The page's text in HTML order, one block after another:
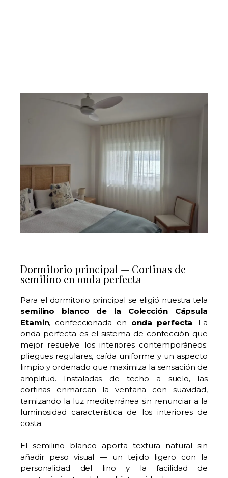
Dormitorio principal — Cortinas de
semilino en onda perfecta
Para el dormitorio principal se eligió nuestra tela
semilino blanco de la Colección Cápsula
Etamin, confeccionada en onda perfecta. La
onda perfecta es el sistema de confección que
mejor resuelve los interiores contemporáneos:
pliegues regulares, caída uniforme y un aspecto
limpio y ordenado que maximiza la sensación de
amplitud. Instaladas de techo a suelo, las
cortinas enmarcan la ventana con suavidad,
tamizando la luz mediterránea sin renunciar a la
luminosidad característica de los interiores de
costa.
El semilino blanco aporta textura natural sin
añadir peso visual — un tejido ligero con la
personalidad del lino y la facilidad de